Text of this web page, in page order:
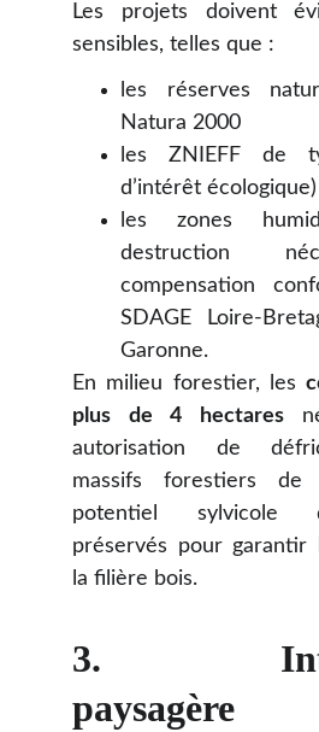
Les projets doivent
sensibles, telles que :
les réserves
Natura 2000
les ZNIEFF de
d’intérêt écologique)
les zones
destruction
compensation
SDAGE Loire-
Garonne.
En milieu forestier, les
plus de 4 hectares
autorisation de
massifs forestiers
potentiel sylvicole
préservés pour garantir
la filière bois.
3.